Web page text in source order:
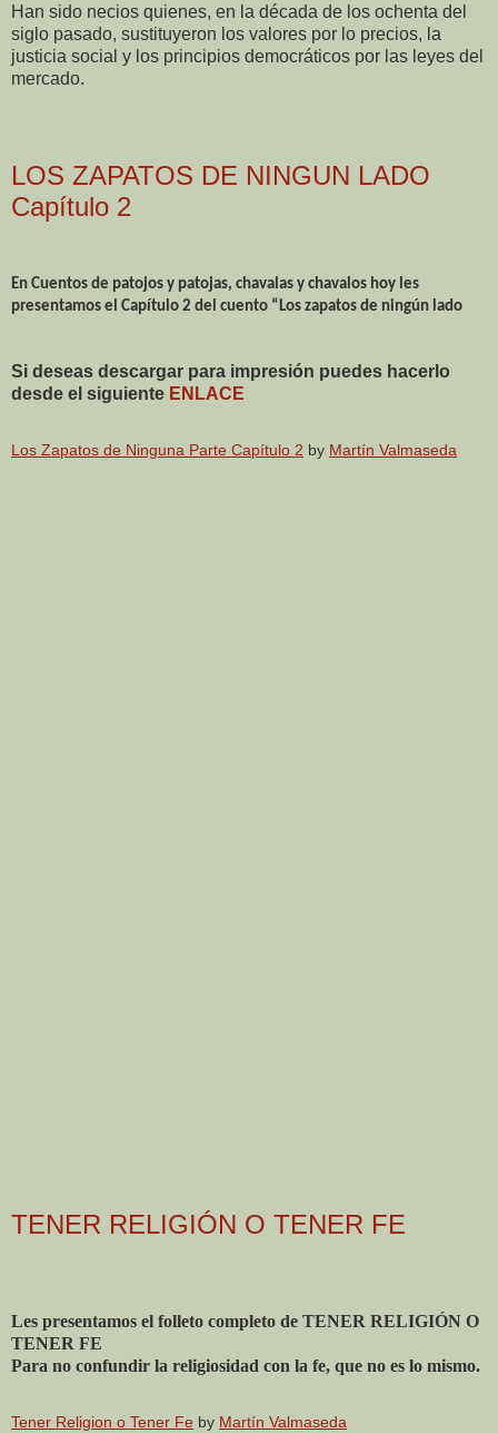
Han sido necios quienes, en la década de los ochenta del
siglo pasado, sustituyeron los valores por lo precios, la
justicia social y los principios democráticos por las leyes del
mercado.
LOS ZAPATOS DE NINGUN LADO
Capítulo 2
En Cuentos de patojos y patojas, chavalas y chavalos hoy les
presentamos el Capítulo 2 del cuento “Los zapatos de ningún lado
Si deseas descargar para impresión puedes hacerlo
desde el siguiente ENLACE
Los Zapatos de Ninguna Parte Capítulo 2 by Martín Valmaseda
TENER RELIGIÓN O TENER FE
Les presentamos el folleto completo de TENER RELIGIÓN O
TENER FE
Para no confundir la religiosidad con la fe, que no es lo mismo.
Tener Religion o Tener Fe by Martín Valmaseda